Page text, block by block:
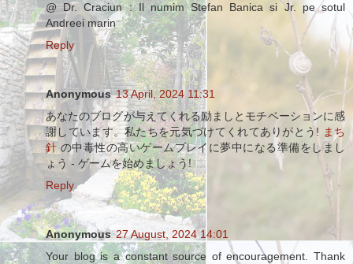
@ Dr. Craciun : Il numim Stefan Banica si Jr. pe sotul
Andreei marin
Reply
Anonymous 13 April, 2024 11:31
あなたのブログが与えてくれる励ましとモチベーションに感
謝しています。私たちを元気づけてくれてありがとう! まち
針 の中毒性の高いゲームプレイに夢中になる準備をしまし
ょう - ゲームを始めましょう!
Reply
Anonymous 27 August, 2024 14:01
Your blog is a constant source of encouragement. Thank